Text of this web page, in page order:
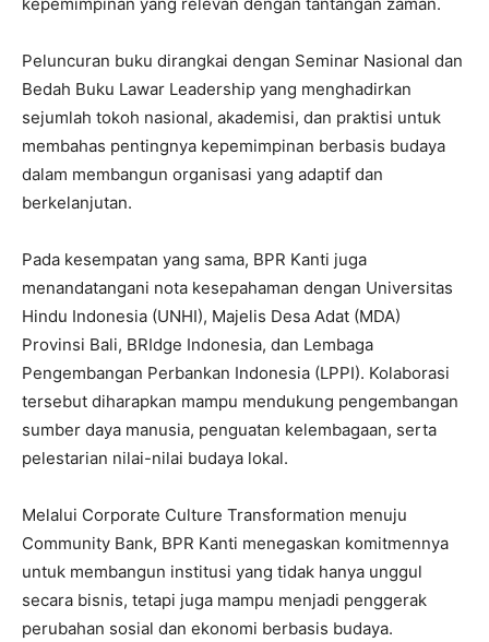
Peluncuran buku dirangkai dengan Seminar Nasional dan
Bedah Buku Lawar Leadership yang menghadirkan
sejumlah tokoh nasional, akademisi, dan praktisi untuk
membahas pentingnya kepemimpinan berbasis budaya
dalam membangun organisasi yang adaptif dan
berkelanjutan.
Pada kesempatan yang sama, BPR Kanti juga
menandatangani nota kesepahaman dengan Universitas
Hindu Indonesia (UNHI), Majelis Desa Adat (MDA)
Provinsi Bali, BRIdge Indonesia, dan Lembaga
Pengembangan Perbankan Indonesia (LPPI). Kolaborasi
tersebut diharapkan mampu mendukung pengembangan
sumber daya manusia, penguatan kelembagaan, serta
pelestarian nilai-nilai budaya lokal.
Melalui Corporate Culture Transformation menuju
Community Bank, BPR Kanti menegaskan komitmennya
untuk membangun institusi yang tidak hanya unggul
secara bisnis, tetapi juga mampu menjadi penggerak
perubahan sosial dan ekonomi berbasis budaya.